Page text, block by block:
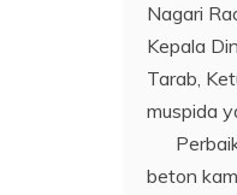
Nagari
Kepala
Tarab,
muspida
beton